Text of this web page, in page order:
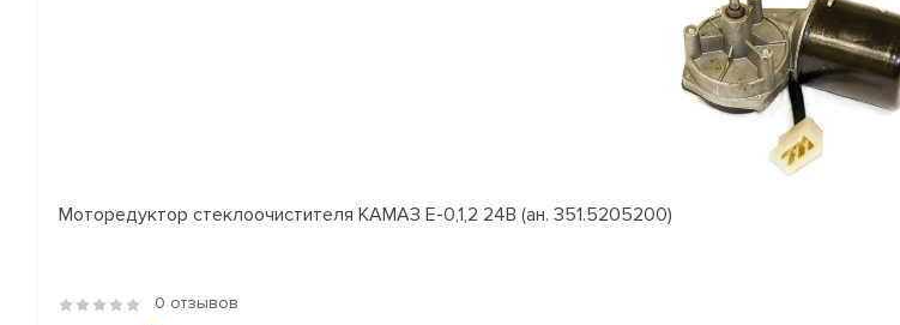
Моторедуктор стеклоочистителя КАМАЗ Е-0,1,2 24В (ан. 351.5205200)
0 отзывов